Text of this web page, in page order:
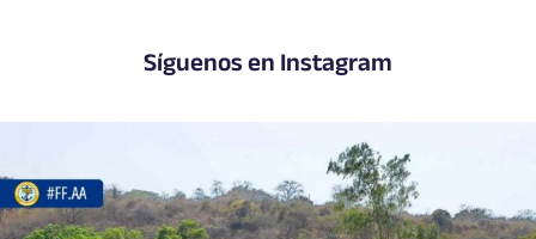
Síguenos en Instagram